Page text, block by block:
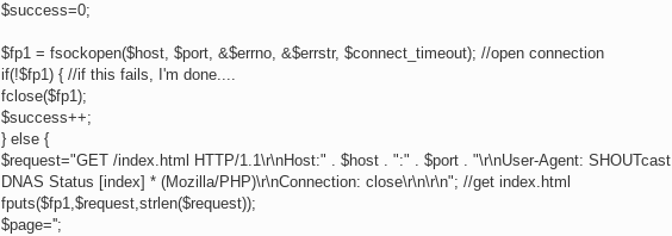
$success=0;
$fp1 = fsockopen($host, $port, &$errno, &$errstr, $connect_timeout); //open connection
if(!$fp1) { //if this fails, I'm done....
fclose($fp1);
$success++;
} else {
$request="GET /index.html HTTP/1.1\r\nHost:" . $host . ":" . $port . "\r\nUser-Agent: SHOUTcast
DNAS Status [index] * (Mozilla/PHP)\r\nConnection: close\r\n\r\n"; //get index.html
fputs($fp1,$request,strlen($request));
$page='';